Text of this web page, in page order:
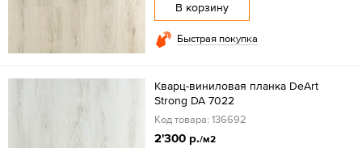
В корзину
Быстрая покупка
Кварц-виниловая планка DeArt
Strong DA 7022
Код товара: 136692
2'300 р./м2